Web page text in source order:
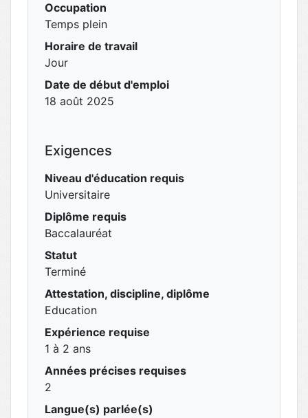
Occupation
Temps plein
Horaire de travail
Jour
Date de début d'emploi
18 août 2025
Exigences
Niveau d'éducation requis
Universitaire
Diplôme requis
Baccalauréat
Statut
Terminé
Attestation, discipline, diplôme
Education
Expérience requise
1 à 2 ans
Années précises requises
2
Langue(s) parlée(s)